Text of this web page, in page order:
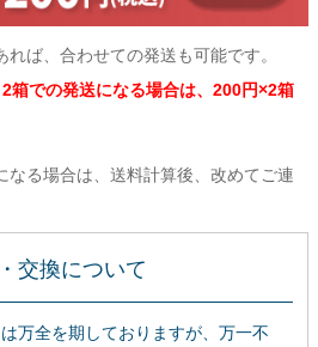
ば、合わせての発送も可能です。
箱での発送になる場合は、200円×2箱
なる場合は、送料計算後、改めてご連
交換について
万全を期しておりますが、万一不